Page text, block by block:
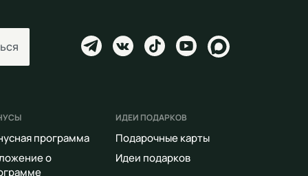
программа
о
ИДЕИ ПОДАРКОВ
Подарочные карты
Идеи подарков